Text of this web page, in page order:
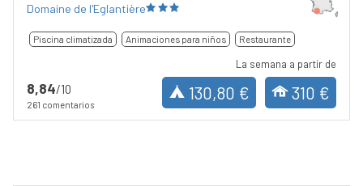
Domaine de l'Eglantière
Piscina climatizada Animaciones para niños Restaurante
8,84/10
261 comentarios
La semana a partir de
130,80 € 310 €